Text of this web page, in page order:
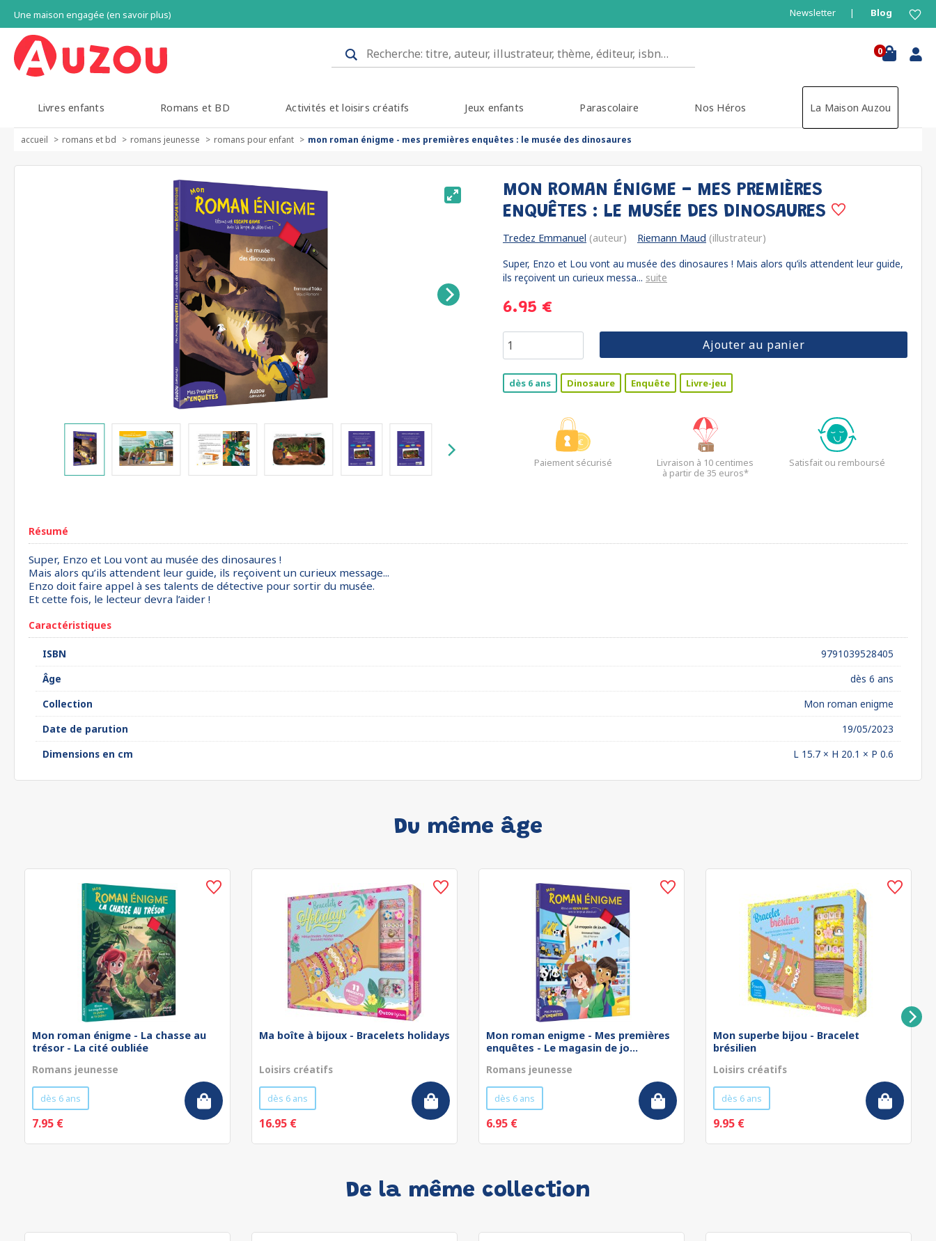
Une maison engagée (en savoir plus) Newsletter Blog
0
Livres enfants Romans et BD Activités et loisirs créatifs Jeux enfants Parascolaire Nos Héros La Maison Auzou
accueil romans et bd romans jeunesse romans pour enfant mon roman énigme - mes premières enquêtes : le musée des dinosaures
MON ROMAN ÉNIGME - MES PREMIÈRES
ENQUÊTES : LE MUSÉE DES DINOSAURES
Tredez Emmanuel (auteur) Riemann Maud (illustrateur)
Super, Enzo et Lou vont au musée des dinosaures ! Mais alors qu’ils attendent leur guide,
ils reçoivent un curieux messa... suite
6.95 €
Ajouter au panier
dès 6 ans Dinosaure Enquête Livre-jeu
Paiement sécurisé
Livraison à 10 centimes
à partir de 35 euros*
Satisfait ou remboursé
Résumé
Super, Enzo et Lou vont au musée des dinosaures !
Mais alors qu’ils attendent leur guide, ils reçoivent un curieux message...
Enzo doit faire appel à ses talents de détective pour sortir du musée.
Et cette fois, le lecteur devra l’aider !
Caractéristiques
ISBN
9791039528405
Âge
dès 6 ans
Collection
Mon roman enigme
Date de parution
19/05/2023
Dimensions en cm
L 15.7 × H 20.1 × P 0.6
Du même âge
Mon roman énigme - La chasse au
trésor - La cité oubliée
Romans jeunesse
dès 6 ans
7.95 €
Ma boîte à bijoux - Bracelets holidays
Loisirs créatifs
dès 6 ans
16.95 €
Mon roman enigme - Mes premières
enquêtes - Le magasin de jo...
Romans jeunesse
dès 6 ans
6.95 €
Mon superbe bijou - Bracelet
brésilien
Loisirs créatifs
dès 6 ans
9.95 €
De la même collection